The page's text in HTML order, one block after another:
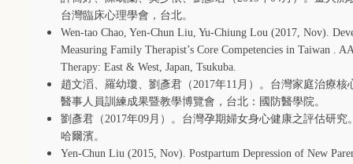
台灣臨床心理學會，台北。
Wen-tao Chao, Yen-Chun Liu, Yu-Chiung Lou (2017, Nov).
Measuring Family Therapist’s Core Competencies in Taiwan .
Therapy: East & West, Japan, Tsukuba.
趙文滔、羅幼瓊、劉彥君（2017年11 月）。台灣家庭治療核
醫事人員訓練成果暨教學博覽會，台北：國防醫學院。
劉彥君（2017年09月）。台灣孕期婦女身心健康之評估研
哈爾濱。
Yen-Chun Liu (2015, Nov). Postpartum Depression of New